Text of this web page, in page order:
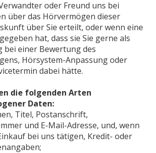
oder Freund uns bei
über das Hörvermögen dieser
über Sie erteilt, oder wenn eine
hat, dass sie Sie gerne als
bei einer Bewertung des
Hörsystem-Anpassung oder
dabei hätte.
die folgenden Arten
Daten:
Titel, Postanschrift,
und E-Mail-Adresse, und, wenn
bei uns tätigen, Kredit- oder